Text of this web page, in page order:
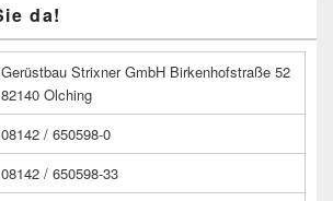
da!
Gerüstbau Strixner GmbH Birkenhofstraße 52
82140 Olching
08142 / 650598-0
08142 / 650598-33